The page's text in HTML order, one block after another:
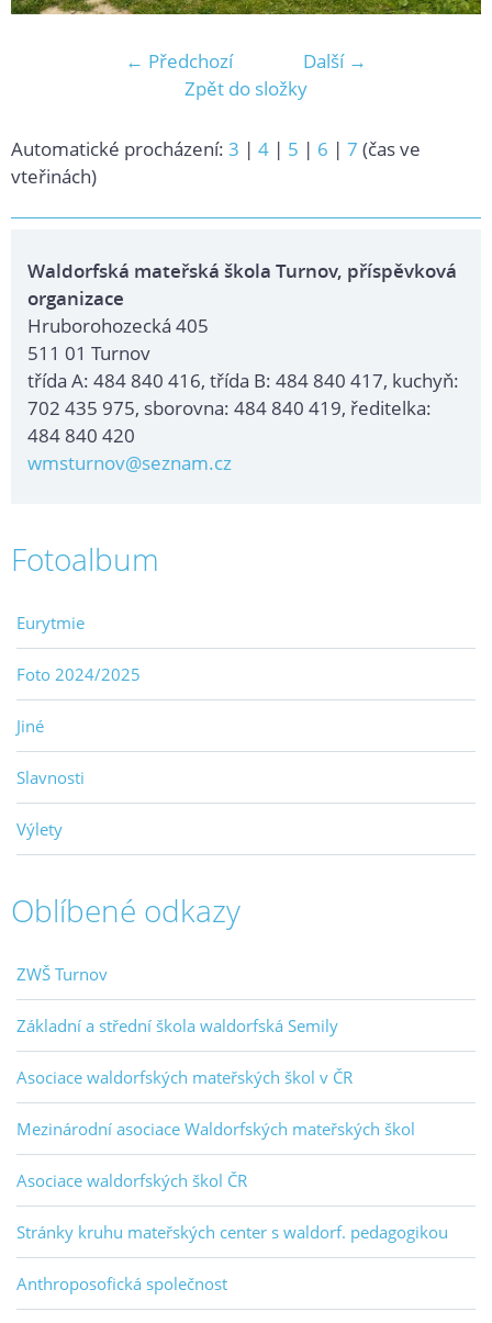
← Předchozí
Další →
Zpět do složky
Automatické procházení: 3 | 4 | 5 | 6 | 7 (čas ve
vteřinách)
Waldorfská mateřská škola Turnov, příspěvková
organizace
Hruborohozecká 405
511 01 Turnov
třída A: 484 840 416, třída B: 484 840 417, kuchyň:
702 435 975, sborovna: 484 840 419, ředitelka:
484 840 420
wmsturnov@seznam.cz
Fotoalbum
Eurytmie
Foto 2024/2025
Jiné
Slavnosti
Výlety
Oblíbené odkazy
ZWŠ Turnov
Základní a střední škola waldorfská Semily
Asociace waldorfských mateřských škol v ČR
Mezinárodní asociace Waldorfských mateřských škol
Asociace waldorfských škol ČR
Stránky kruhu mateřských center s waldorf. pedagogikou
Anthroposofická společnost